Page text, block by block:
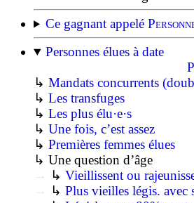
Ce gagnant appelé
Personnes élues à date
↳ Mandats concurrents
↳ Les transfuges
↳ Les plus élu·e·s
↳ Une fois, c’est assez
↳ Premières femmes élues
↳ Une question d’âge
→
↳ Vieillissent ou
→
↳ Plus vieilles légis. avec